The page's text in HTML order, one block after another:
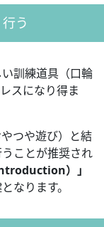
う
訓練道具（口輪
スになり得ま
つや遊び）と結
ことが推奨され
）」
なります。